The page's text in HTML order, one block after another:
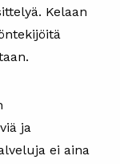
Kelaan
ja
ei aina